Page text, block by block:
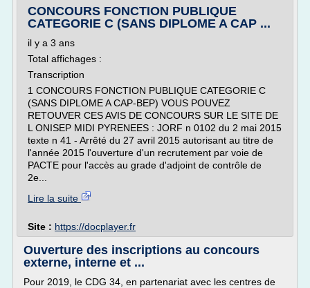
CONCOURS FONCTION PUBLIQUE
CATEGORIE C (SANS DIPLOME A CAP ...
il y a 3 ans
Total affichages :
Transcription
1 CONCOURS FONCTION PUBLIQUE CATEGORIE C
(SANS DIPLOME A CAP-BEP) VOUS POUVEZ
RETOUVER CES AVIS DE CONCOURS SUR LE SITE DE
L ONISEP MIDI PYRENEES : JORF n 0102 du 2 mai 2015
texte n 41 - Arrêté du 27 avril 2015 autorisant au titre de
l'année 2015 l'ouverture d'un recrutement par voie de
PACTE pour l'accès au grade d'adjoint de contrôle de
2e...
Lire la suite
Site : https://docplayer.fr
Ouverture des inscriptions au concours
externe, interne et ...
Pour 2019, le CDG 34, en partenariat avec les centres de